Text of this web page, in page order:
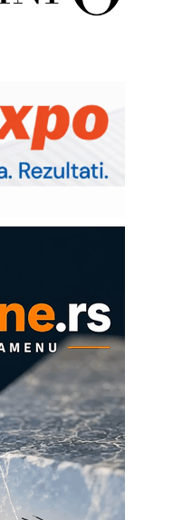
složenih
od 40 godina
INDICATOR
za efikasnije
Management
proizvodnju
za savremena